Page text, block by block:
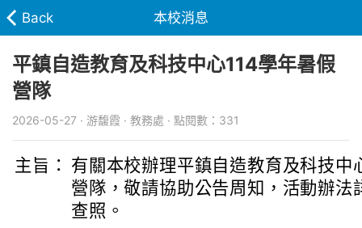
Back 本校消息
平鎮自造教育及科技中心114學年暑假
營隊
2026-05-27 · 游馥霞 · 教務處 · 點閱數：331
主旨： 有關本校辦理平鎮自造教育及科技中
營隊，敬請協助公告周知，活動辦法
查照。